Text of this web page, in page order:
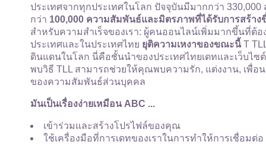
ประเทศจากทุกประเทศในโลก ปัจจุบันมีมากกว่า
กว่า 100,000 ความสัมพันธ์และมิตรภาพที่ได้รับการสร้าง
สำหรับความสำเร็จของเรา: ผู้คนออนไลน์เพิ่มมากขึ้นที่ต้
ประเทศและในประเทศไทย ยุติความเหงาของขณะนี้T
ดินแดนในโลก นี่คือชั้นนำของประเทศไทยเดทและเว็บไ
พบวิธี TLL สามารถช่วยให้คุณพบความรัก, แต่งงาน, เพื่อน
ของความสัมพันธ์ส่วนบุคคล
มันเป็นเรื่องง่ายเหมือน ABC ...
เข้าร่วมและสร้างโปรไฟล์ของคุณ
ใช้เครื่องมือที่การเดทของเราในการทำให้การเชื่อมต่อ